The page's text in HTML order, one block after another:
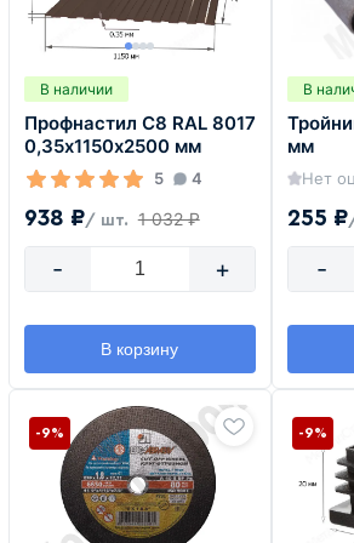
В наличии
Профнастил С8 RAL 8017
0,35х1150х2500 мм
5 4
938 ₽/ шт. 1 032 ₽
- +
В корзину
В
мм
Нет
255 ₽
-
-9% -9%